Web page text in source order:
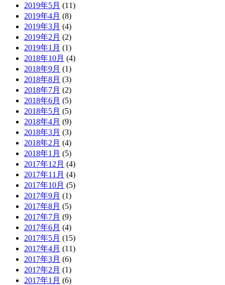
2019年5月 (11)
2019年4月 (8)
2019年3月 (4)
2019年2月 (2)
2019年1月 (1)
2018年10月 (4)
2018年9月 (1)
2018年8月 (3)
2018年7月 (2)
2018年6月 (5)
2018年5月 (5)
2018年4月 (9)
2018年3月 (3)
2018年2月 (4)
2018年1月 (5)
2017年12月 (4)
2017年11月 (4)
2017年10月 (5)
2017年9月 (1)
2017年8月 (5)
2017年7月 (9)
2017年6月 (4)
2017年5月 (15)
2017年4月 (11)
2017年3月 (6)
2017年2月 (1)
2017年1月 (6)